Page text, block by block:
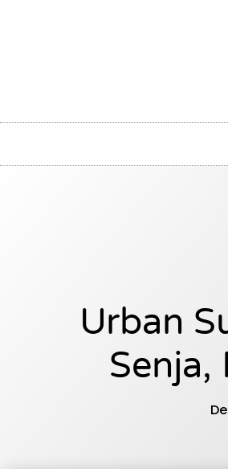
Urban
Senja,